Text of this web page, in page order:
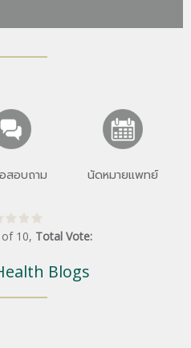
สอบถาม นัดหมายแพทย์
of 10, Total Vote:
Blogs